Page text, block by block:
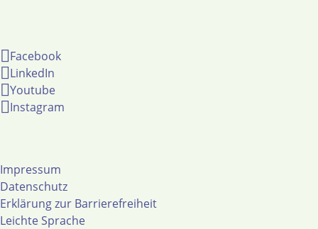
Facebook
LinkedIn
Youtube
Instagram
Impressum
Datenschutz
Erklärung zur Barrierefreiheit
Leichte Sprache